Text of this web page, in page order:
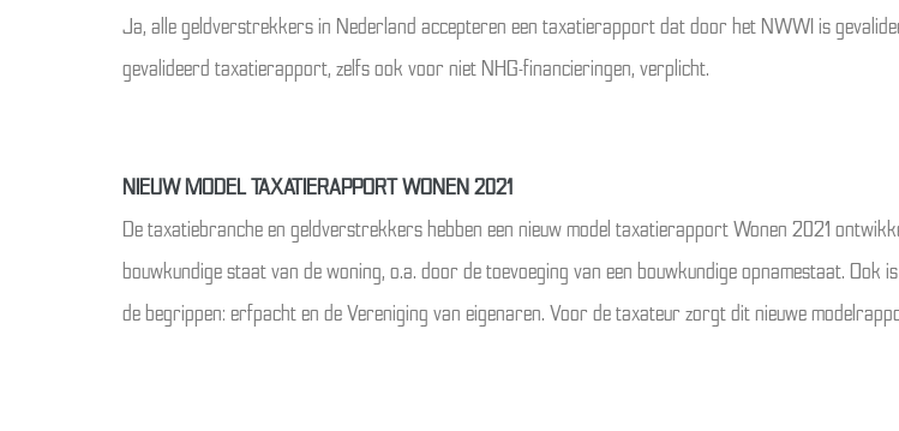
Ja, alle geldverstrekkers in Nederland accepteren een taxatierapport dat door het NWWI is
gevalideerd taxatierapport, zelfs ook voor niet NHG-financieringen, verplicht.
NIEUW MODEL TAXATIERAPPORT WONEN 2021
De taxatiebranche en geldverstrekkers hebben een nieuw model taxatierapport Wonen 2021
bouwkundige staat van de woning, o.a. door de toevoeging van een bouwkundige opnamestaat.
de begrippen: erfpacht en de Vereniging van eigenaren. Voor de taxateur zorgt dit nieuwe